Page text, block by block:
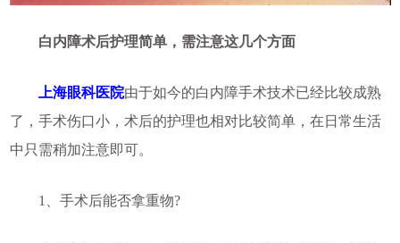
白内障术后护理简单，需注意这几个方面
上海眼科医院由于如今的白内障手术技术已经比较成熟
了，手术伤口小，术后的护理也相对比较简单，在日常生活
中只需稍加注意即可。
1、手术后能否拿重物?